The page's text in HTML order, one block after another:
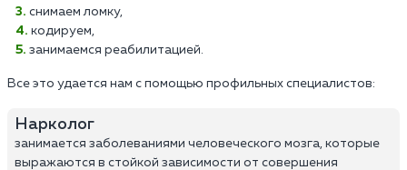
снимаем ломку,
кодируем,
занимаемся реабилитацией.
Все это удается нам с помощью профильных специалистов:
Нарколог
занимается заболеваниями человеческого мозга, которые
выражаются в стойкой зависимости от совершения